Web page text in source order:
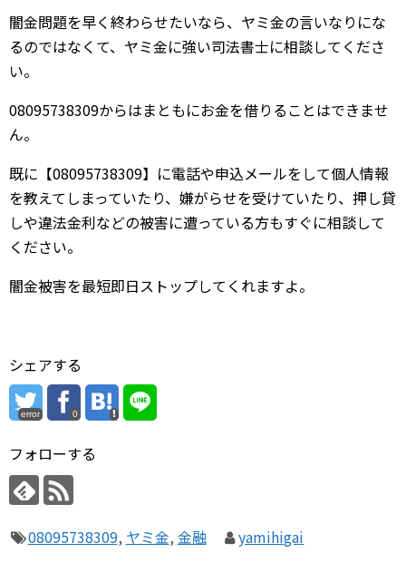
闇金問題を早く終わらせたいなら、ヤミ金の言いなりにな
るのではなくて、ヤミ金に強い司法書士に相談してくださ
い。
08095738309からはまともにお金を借りることはできませ
ん。
既に【08095738309】に電話や申込メールをして個人情報
を教えてしまっていたり、嫌がらせを受けていたり、押し貸
しや違法金利などの被害に遭っている方もすぐに相談して
ください。
闇金被害を最短即日ストップしてくれますよ。
シェアする
error 0
フォローする
08095738309, ヤミ金, 金融 yamihigai